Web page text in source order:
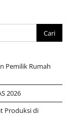
Pemilik Rumah
2026
Produksi di